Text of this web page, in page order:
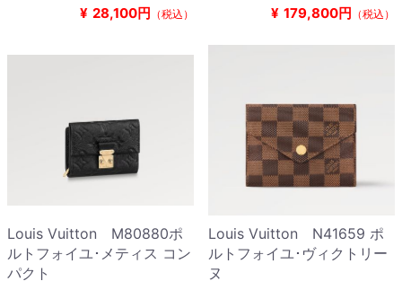
¥ 28,100円 （税込） ¥ 179,800円 （税込）
Louis Vuitton M80880ポ
ルトフォイユ･メティス コン
パクト
Louis Vuitton N41659 ポ
ルトフォイユ･ヴィクトリー
ヌ